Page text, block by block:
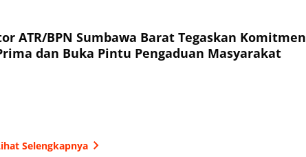
ATR/BPN Sumbawa Barat Tegaskan Komitmen
dan Buka Pintu Pengaduan Masyarakat
Selengkapnya